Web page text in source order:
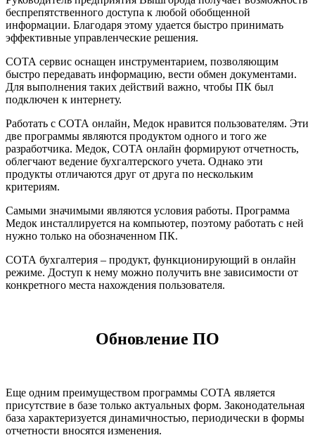
беспрепятственного доступа к любой обобщенной
информации. Благодаря этому удается быстро принимать
эффективные управленческие решения.
СОТА сервис оснащен инструментарием, позволяющим
быстро передавать информацию, вести обмен документами.
Для выполнения таких действий важно, чтобы ПК был
подключен к интернету.
Работать с СОТА онлайн, Медок нравится пользователям. Эти
две программы являются продуктом одного и того же
разработчика. Медок, СОТА онлайн формируют отчетность,
облегчают ведение бухгалтерского учета. Однако эти
продукты отличаются друг от друга по нескольким
критериям.
Самыми значимыми являются условия работы. Программа
Медок инсталлируется на компьютер, поэтому работать с ней
нужно только на обозначенном ПК.
СОТА бухгалтерия – продукт, функционирующий в онлайн
режиме. Доступ к нему можно получить вне зависимости от
конкретного места нахождения пользователя.
Обновление ПО
Еще одним преимуществом программы СОТА является
присутствие в базе только актуальных форм. Законодательная
база характеризуется динамичностью, периодически в формы
отчетности вносятся изменения.